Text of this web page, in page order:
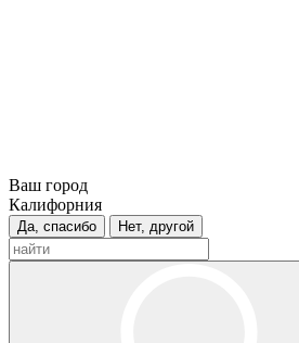
Ваш город
Калифорния
Да, спасибо Нет, другой